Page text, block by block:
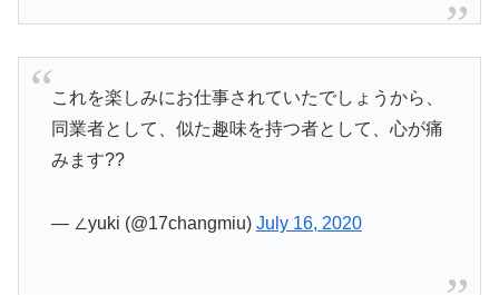
これを楽しみにお仕事されていたでしょうから、
同業者として、似た趣味を持つ者として、心が痛
みます??
— ∠yuki (@17changmiu) July 16, 2020